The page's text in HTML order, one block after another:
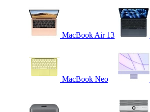
MacBook Air 13
MacBook Neo